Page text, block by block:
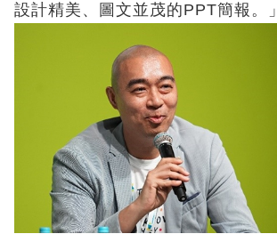
設計精美、圖文並茂的PPT簡報。」